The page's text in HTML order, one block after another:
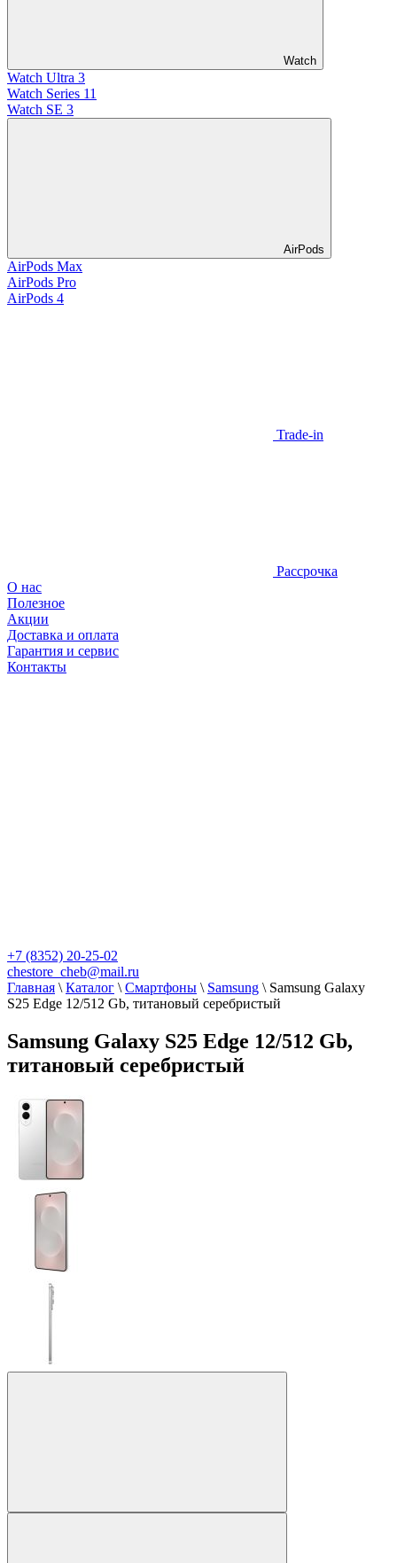
Watch
Watch Ultra 3
Watch Series 11
Watch SE 3
AirPods
AirPods Max
AirPods Pro
AirPods 4
Trade-in
Рассрочка
О нас
Полезное
Акции
Доставка и оплата
Гарантия и сервис
Контакты
+7 (8352) 20-25-02
chestore_cheb@mail.ru
Главная \ Каталог \ Смартфоны \ Samsung \ Samsung Galaxy
S25 Edge 12/512 Gb, титановый серебристый
Samsung Galaxy S25 Edge 12/512 Gb,
титановый серебристый